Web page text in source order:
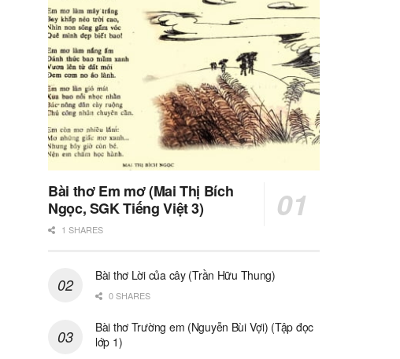
Bài thơ Em mơ (Mai Thị Bích
Ngọc, SGK Tiếng Việt 3)
1 SHARES
Bài thơ Lời của cây (Trần Hữu Thung)
0 SHARES
Bài thơ Trường em (Nguyễn Bùi Vợi) (Tập đọc
lớp 1)